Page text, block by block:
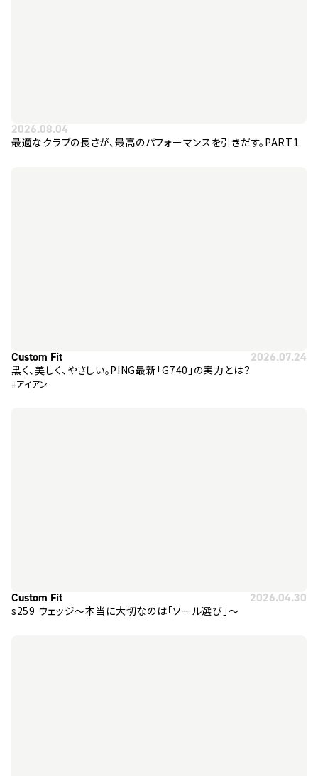
2026.08.04
最適なクラブの長さが、最高のパフォーマンスを引きだす。PART1
Custom Fit 2026.07.24
黒く、美しく、やさしい。PING最新「G740」の実力とは？
#アイアン
Custom Fit 2026.04.30
s259 ウェッジ～本当に大切なのは「ソール選び」～